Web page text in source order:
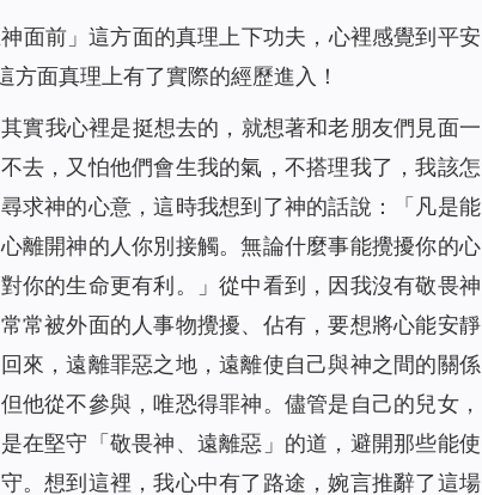
面前」這方面的真理上下功夫，心裡感覺到平安
面真理上有了實際的經歷進入！
實我心裡是挺想去的，就想著和老朋友們見面一
去，又怕他們會生我的氣，不搭理我了，我該怎
求神的心意，這時我想到了神的話說：「 凡是能
離開神的人你別接觸。無論什麼事能攪擾你的心
你的生命更有利。
」從中看到，因我沒有敬畏神
常被外面的人事物攪擾、佔有，要想將心能安靜
來，遠離罪惡之地，遠離使自己與神之間的關係
他從不參與，唯恐得罪神。儘管是自己的兒女，
在堅守「敬畏神、遠離惡」的道，避開那些能使
。想到這裡，我心中有了路途，婉言推辭了這場